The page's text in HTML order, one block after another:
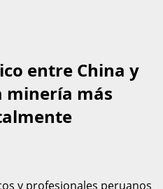
entre China y
minería más
y profesionales peruanos